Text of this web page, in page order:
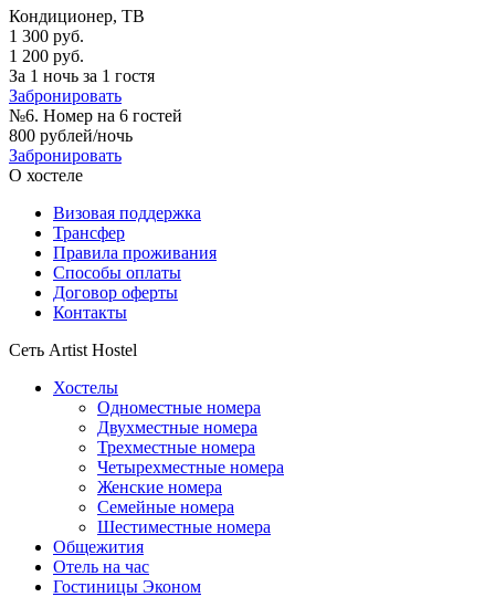
Кондиционер, ТВ
1 300 руб.
1 200 руб.
За 1 ночь за 1 гостя
Забронировать
№6. Номер на 6 гостей
800 рублей/ночь
Забронировать
О хостеле
Визовая поддержка
Трансфер
Правила проживания
Способы оплаты
Договор оферты
Контакты
Сеть Artist Hostel
Хостелы
Одноместные номера
Двухместные номера
Трехместные номера
Четырехместные номера
Женские номера
Семейные номера
Шестиместные номера
Общежития
Отель на час
Гостиницы Эконом